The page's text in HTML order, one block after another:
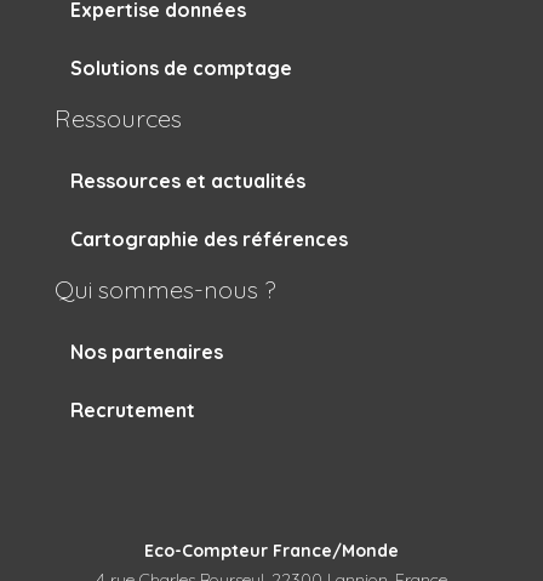
Expertise données
Solutions de comptage
Ressources
Ressources et actualités
Cartographie des références
Qui sommes-nous ?
Nos partenaires
Recrutement
Eco-Compteur France/Monde